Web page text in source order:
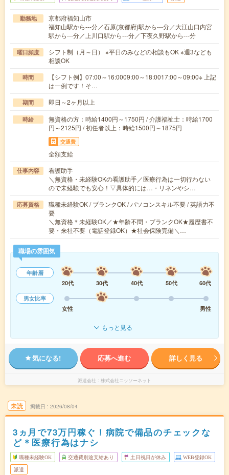
勤務地
京都府福知山市
福知山駅から---分／石原(京都府)駅から---分／大江山口内宮
駅から---分／上川口駅から---分／下夜久野駅から---分
曜日頻度
シフト制（月～日） ※平日のみなどの相談もOK ※週3なども
相談OK
時間
【シフト例】07:00～16:0009:00～18:0017:00～09:00※ 上記
は一例です！そ…
期間 即日～2ヶ月以上
時給
無資格の方：時給1400円～1750円 / 介護福祉士：時給1700
円～2125円 / 初任者以上：時給1500円～1875円
交通費
全額支給
仕事内容
看護助手
＼無資格・未経験OKの看護助手／医療行為は一切行わない
ので未経験でも安心！▽具体的には…・リネンやシ…
応募資格
職種未経験OK / ブランクOK / パソコンスキル不要 / 英語力不
要
＼無資格＊未経験OK／★年齢不問・ブランクOK★履歴書不
要・来社不要（電話登録OK）★社会保険完備＼…
職場の雰囲気
年齢層
20代
30代 40代 50代
60代
男女比率
女性
男性
もっと見る
気になる! 応募へ進む 詳しく見る
派遣会社 株式会社ニッソーネット
未読 掲載日 2026/08/04
3ヵ月で73万円稼ぐ！病院で備品のチェックな
ど＊医療行為はナシ
職種未経験OK 交通費別途支給あり 土日祝日が休み WEB登録OK
派遣